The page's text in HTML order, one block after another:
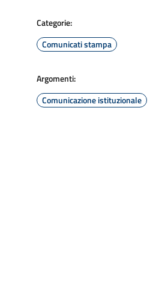
Categorie:
Comunicati stampa
Argomenti:
Comunicazione istituzionale